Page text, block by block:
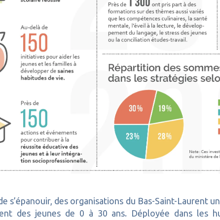
s’épanouir, des organisations du Bas-Saint-Laurent
des jeunes de 0 à 30 ans. Déployée dans les